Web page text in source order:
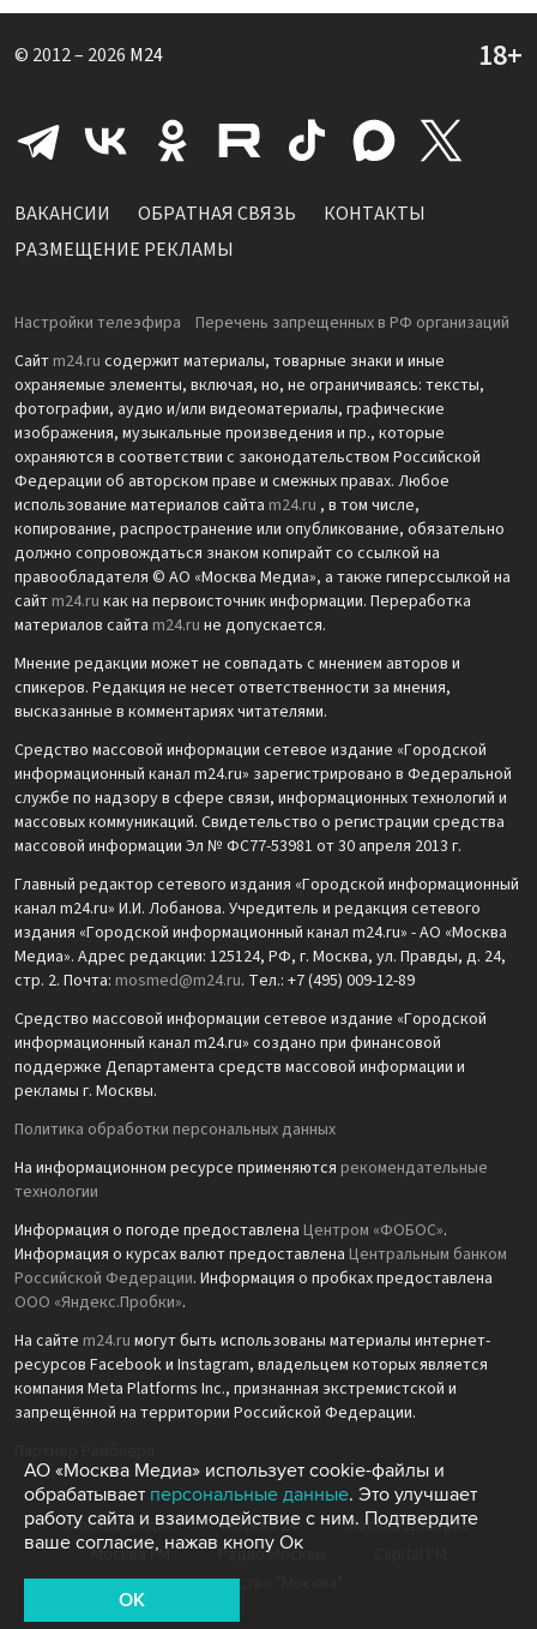
© 2012 – 2026 M24
ВАКАНСИИ ОБРАТНАЯ СВЯЗЬ
КОНТАКТЫ
РАЗМЕЩЕНИЕ РЕКЛАМЫ
Настройки телеэфира
Перечень запрещенных в РФ организаций
Сайт m24.ru содержит материалы, товарные знаки и иные
охраняемые элементы, включая, но, не ограничиваясь: тексты,
фотографии, аудио и/или видеоматериалы, графические
изображения, музыкальные произведения и пр., которые
охраняются в соответствии с законодательством Российской
Федерации об авторском праве и смежных правах. Любое
использование материалов сайта m24.ru , в том числе,
копирование, распространение или опубликование, обязательно
должно сопровождаться знаком копирайт со ссылкой на
правообладателя © АО «Москва Медиа», а также гиперссылкой на
сайт m24.ru как на первоисточник информации. Переработка
материалов сайта m24.ru не допускается.
Мнение редакции может не совпадать с мнением авторов и
спикеров. Редакция не несет ответственности за мнения,
высказанные в комментариях читателями.
Средство массовой информации сетевое издание «Городской
информационный канал m24.ru» зарегистрировано в Федеральной
службе по надзору в сфере связи, информационных технологий и
массовых коммуникаций. Свидетельство о регистрации средства
массовой информации Эл № ФС77-53981 от 30 апреля 2013 г.
Главный редактор сетевого издания «Городской информационный
канал m24.ru» И.И. Лобанова. Учредитель и редакция сетевого
издания «Городской информационный канал m24.ru» - АО «Москва
Медиа». Адрес редакции: 125124, РФ, г. Москва, ул. Правды, д. 24,
стр. 2. Почта: mosmed@m24.ru. Тел.: +7 (495) 009-12-89
Средство массовой информации сетевое издание «Городской
информационный канал m24.ru» создано при финансовой
поддержке Департамента средств массовой информации и
рекламы г. Москвы.
Политика обработки персональных данных
На информационном ресурсе применяются рекомендательные
технологии
Информация о погоде предоставлена Центром «ФОБОС».
Информация о курсах валют предоставлена Центральным банком
Российской Федерации. Информация о пробках предоставлена
ООО «Яндекс.Пробки».
На сайте m24.ru могут быть использованы материалы интернет-
ресурсов Facebook и Instagram, владельцем которых является
компания Meta Platforms Inc., признанная экстремистской и
запрещённой на территории Российской Федерации.
Москва Медиа Москва 24
Москва Доверие
Москва FM
Радио Москвы
Агентство "Москва"
АО «Москва Медиа» использует cookie-файлы и
обрабатывает персональные данные. Это улучшает
работу сайта и взаимодействие с ним. Подтвердите
ваше согласие, нажав кнопу Ок
OK